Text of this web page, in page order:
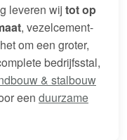
leveren wijtot op
, vezelcement-
om een groter,
bedrijfsstal,
& stalbouw
een duurzame